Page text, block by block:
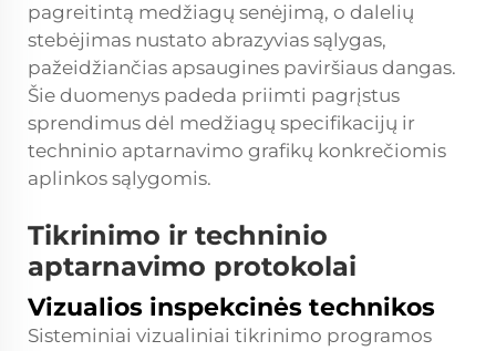
pagreitintą medžiagų senėjimą, o dalelių
stebėjimas nustato abrazyvias sąlygas,
pažeidžiančias apsaugines paviršiaus dangas.
Šie duomenys padeda priimti pagrįstus
sprendimus dėl medžiagų specifikacijų ir
techninio aptarnavimo grafikų konkrečiomis
aplinkos sąlygomis.
Tikrinimo ir techninio
aptarnavimo protokolai
Vizualios inspekcinės technikos
Sisteminiai vizualiniai tikrinimo programos